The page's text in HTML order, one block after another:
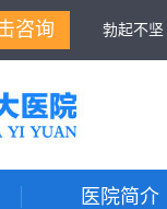
咨询 勃起不坚 |
医院简介